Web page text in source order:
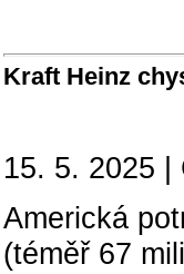
Kraft Heinz
15. 5. 2025 |
Americká
(téměř 67